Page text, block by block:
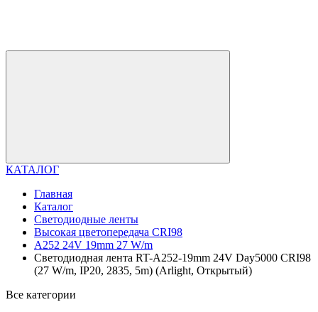
КАТАЛОГ
Главная
Каталог
Светодиодные ленты
Высокая цветопередача CRI98
A252 24V 19mm 27 W/m
Светодиодная лента RT-A252-19mm 24V Day5000 CRI98
(27 W/m, IP20, 2835, 5m) (Arlight, Открытый)
Все категории